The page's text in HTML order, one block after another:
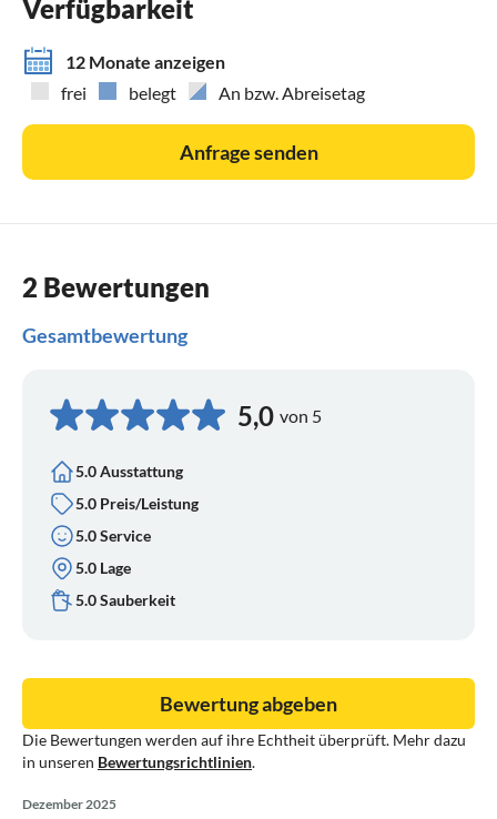
Verfügbarkeit
12 Monate anzeigen
frei
belegt An bzw. Abreisetag
Anfrage senden
2 Bewertungen
Gesamtbewertung
5,0 von 5
5.0 Ausstattung
5.0 Preis/Leistung
5.0 Service
5.0 Lage
5.0 Sauberkeit
Die Bewertungen werden auf ihre Echtheit überprüft. Mehr dazu
in unseren Bewertungsrichtlinien.
Bewertung abgeben
Dezember 2025